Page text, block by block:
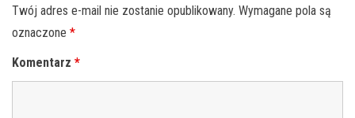
Twój adres e-mail nie zostanie opublikowany. Wymagane pola są
oznaczone *
Komentarz *